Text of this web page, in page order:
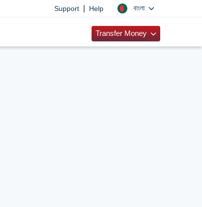
Support Help বাংলা
Transfer Money